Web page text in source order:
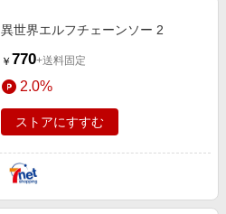
異世界エルフチェーンソー 2
￥ 770+送料固定
2.0%
ストアにすすむ